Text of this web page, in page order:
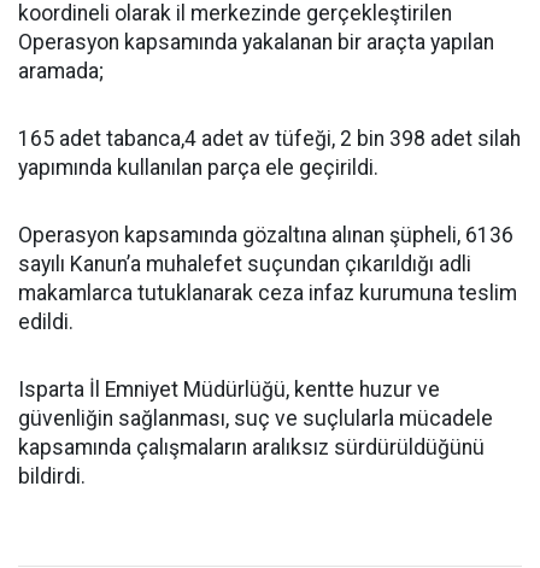
koordineli olarak il merkezinde gerçekleştirilen
Operasyon kapsamında yakalanan bir araçta yapılan
aramada;
165 adet tabanca,4 adet av tüfeği, 2 bin 398 adet silah
yapımında kullanılan parça ele geçirildi.
Operasyon kapsamında gözaltına alınan şüpheli, 6136
sayılı Kanun’a muhalefet suçundan çıkarıldığı adli
makamlarca tutuklanarak ceza infaz kurumuna teslim
edildi.
Isparta İl Emniyet Müdürlüğü, kentte huzur ve
güvenliğin sağlanması, suç ve suçlularla mücadele
kapsamında çalışmaların aralıksız sürdürüldüğünü
bildirdi.